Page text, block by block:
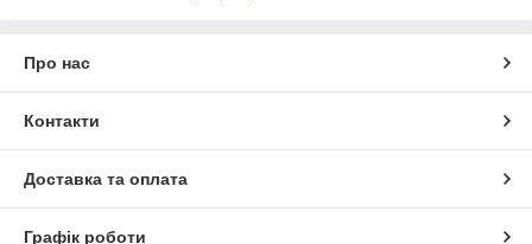
Про нас
Контакти
Доставка та оплата
Графік роботи